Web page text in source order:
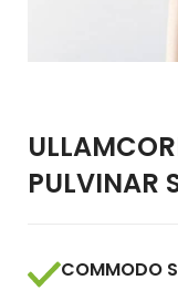
PULVINAR
COMMODO